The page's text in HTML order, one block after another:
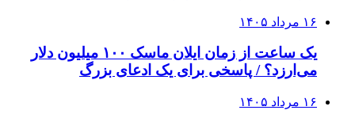
۱۶ مرداد ۱۴۰۵
یک ساعت از زمان ایلان ماسک ۱۰۰ میلیون دلار
می‌ارزد؟ / پاسخی برای یک ادعای بزرگ
۱۶ مرداد ۱۴۰۵